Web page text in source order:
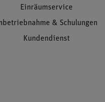
Einräumservice
& Schulungen
Kundendienst